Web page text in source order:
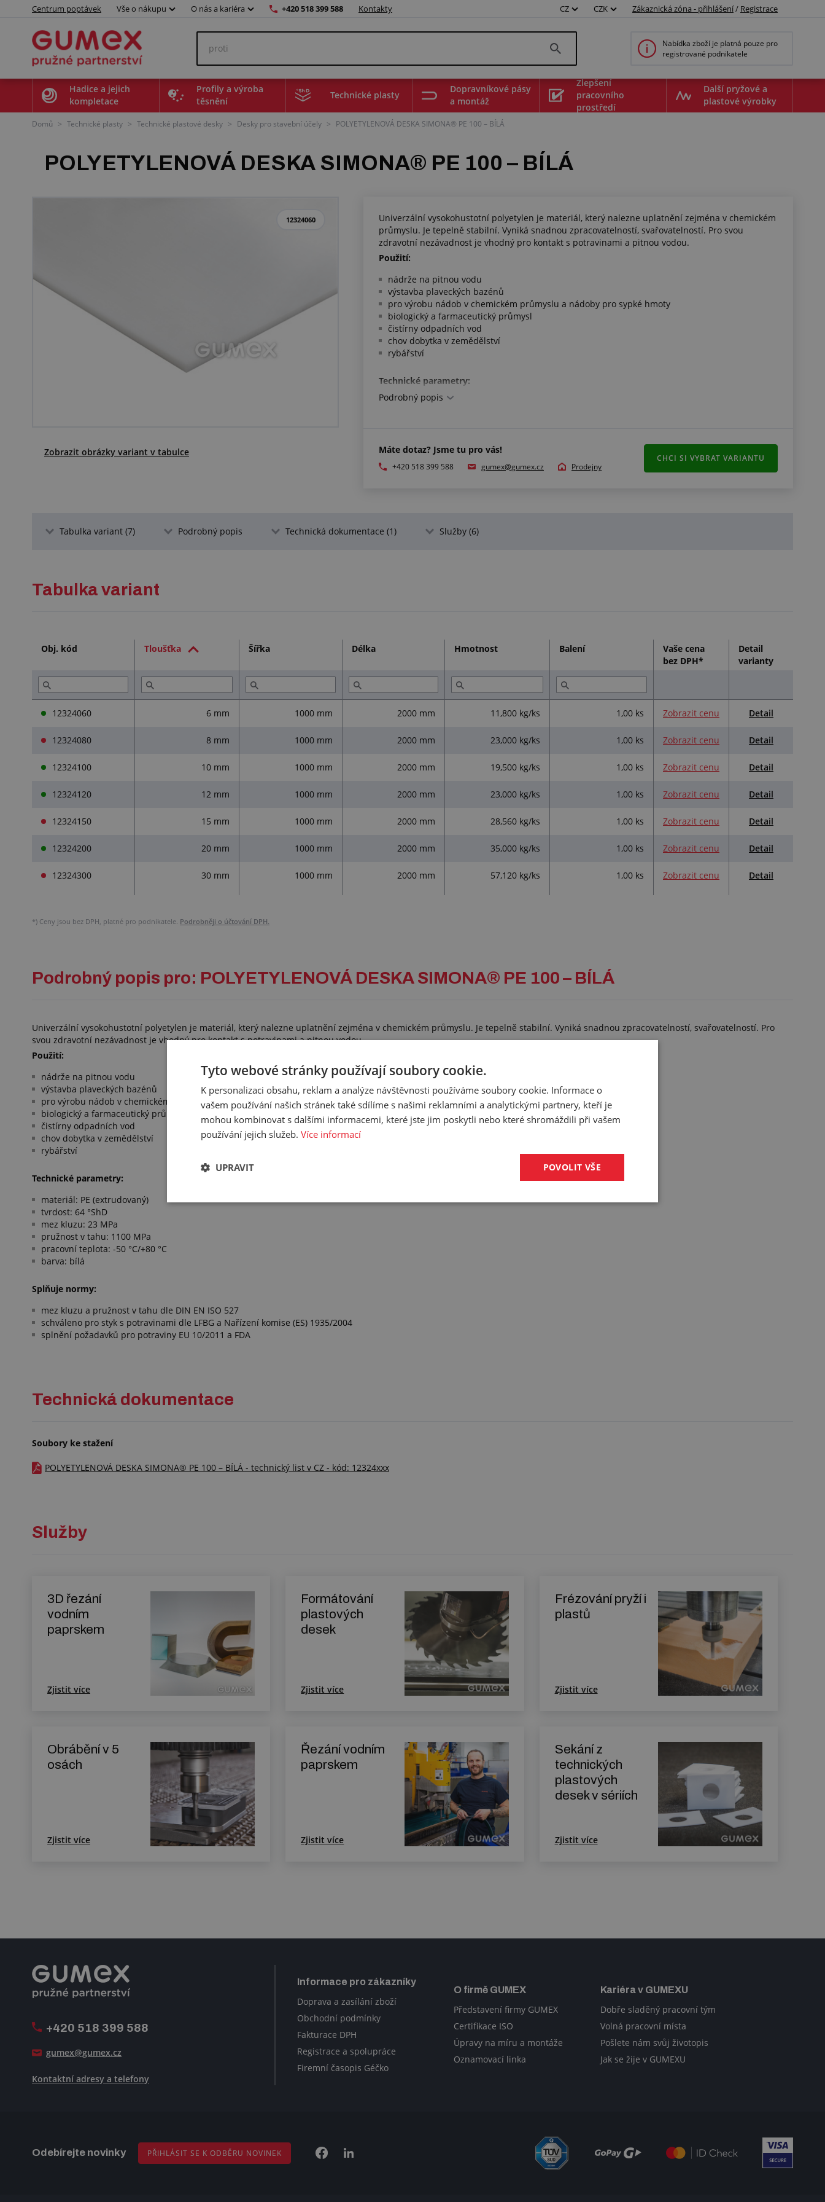
Centrum poptávek Vše o nákupu O nás a kariéra +420 518 399 588 Kontakty CZ CZK Zákaznická zóna - přihlášení/ Registrace
Nabídka zboží je platná pouze pro
registrované podnikatele
Hadice a jejich
kompletace
Profily a výroba
těsnění
Technické plasty
Dopravníkové pásy
a montáž
Zlepšení
pracovního
prostředí
Další pryžové a
plastové výrobky
Domů > Technické plasty > Technické plastové desky > Desky pro stavební účely > POLYETYLENOVÁ DESKA SIMONA® PE 100 – BÍLÁ
POLYETYLENOVÁ DESKA SIMONA® PE 100 – BÍLÁ
12324060
Zobrazit obrázky variant v tabulce
Univerzální vysokohustotní polyetylen je materiál, který nalezne uplatnění zejména v chemickém
průmyslu. Je tepelně stabilní. Vyniká snadnou zpracovatelností, svařovatelností. Pro svou
zdravotní nezávadnost je vhodný pro kontakt s potravinami a pitnou vodou.
Použití:
nádrže na pitnou vodu
výstavba plaveckých bazénů
pro výrobu nádob v chemickém průmyslu a nádoby pro sypké hmoty
biologický a farmaceutický průmysl
čistírny odpadních vod
chov dobytka v zemědělství
rybářství
Technické parametry:
materiál: PE (extrudovaný)
pracovní teplota: -50 °C/+80 °C
barva: bílá
schváleno pro styk s potravinami dle LFBG a Nařízení komise (ES) 1935/2004
splnění požadavků pro potraviny EU 10/2011 a FDA
Podrobný popis
Máte dotaz? Jsme tu pro vás!
+420 518 399 588 gumex@gumex.cz Prodejny
CHCI SI VYBRAT VARIANTU
Tabulka variant (7) Podrobný popis Technická dokumentace (1) Služby (6)
Tabulka variant
Obj. kód Tloušťka Šířka Délka Hmotnost Balení
Vaše cena
bez DPH*
Detail
varianty
12324060 6 mm 1000 mm 2000 mm 11,800 kg/ks 1,00 ks Zobrazit cenu Detail
12324080 8 mm 1000 mm 2000 mm 23,000 kg/ks 1,00 ks Zobrazit cenu Detail
12324100 10 mm 1000 mm 2000 mm 19,500 kg/ks 1,00 ks Zobrazit cenu Detail
12324120 12 mm 1000 mm 2000 mm 23,000 kg/ks 1,00 ks Zobrazit cenu Detail
12324150 15 mm 1000 mm 2000 mm 28,560 kg/ks 1,00 ks Zobrazit cenu Detail
12324200 20 mm 1000 mm 2000 mm 35,000 kg/ks 1,00 ks Zobrazit cenu Detail
12324300 30 mm 1000 mm 2000 mm 57,120 kg/ks 1,00 ks Zobrazit cenu Detail
*) Ceny jsou bez DPH, platné pro podnikatele. Podrobněji o účtování DPH.
Podrobný popis pro: POLYETYLENOVÁ DESKA SIMONA® PE 100 – BÍLÁ
Univerzální vysokohustotní polyetylen je materiál, který nalezne uplatnění zejména v chemickém průmyslu. Je tepelně stabilní. Vyniká snadnou zpracovatelností, svařovatelností. Pro
svou zdravotní nezávadnost je vhodný pro kontakt s potravinami a pitnou vodou.
Použití:
nádrže na pitnou vodu
výstavba plaveckých bazénů
pro výrobu nádob v chemickém průmyslu a nádoby pro sypké hmoty
biologický a farmaceutický průmysl
čistírny odpadních vod
chov dobytka v zemědělství
rybářství
Technické parametry:
materiál: PE (extrudovaný)
tvrdost: 64 °ShD
mez kluzu: 23 MPa
pružnost v tahu: 1100 MPa
pracovní teplota: -50 °C/+80 °C
barva: bílá
Splňuje normy:
mez kluzu a pružnost v tahu dle DIN EN ISO 527
schváleno pro styk s potravinami dle LFBG a Nařízení komise (ES) 1935/2004
splnění požadavků pro potraviny EU 10/2011 a FDA
Technická dokumentace
Soubory ke stažení
POLYETYLENOVÁ DESKA SIMONA® PE 100 – BÍLÁ - technický list v CZ - kód: 12324xxx
Služby
3D řezání
vodním
paprskem
Zjistit více
Formátování
plastových
desek
Zjistit více
Frézování pryží i
plastů
Zjistit více
Obrábění v 5
osách
Zjistit více
Řezání vodním
paprskem
Zjistit více
Sekání z
technických
plastových
desek v sériích
Zjistit více
+420 518 399 588
gumex@gumex.cz
Kontaktní adresy a telefony
Informace pro zákazníky
Doprava a zasílání zboží
Obchodní podmínky
Fakturace DPH
Registrace a spolupráce
Firemní časopis Géčko
O firmě GUMEX
Představení firmy GUMEX
Certifikace ISO
Úpravy na míru a montáže
Oznamovací linka
Kariéra v GUMEXU
Dobře sladěný pracovní tým
Volná pracovní místa
Pošlete nám svůj životopis
Jak se žije v GUMEXU
Odebírejte novinky PŘIHLÁSIT SE K ODBĚRU NOVINEK
Tyto webové stránky používají soubory cookie.
K personalizaci obsahu, reklam a analýze návštěvnosti používáme soubory cookie. Informace o
vašem používání našich stránek také sdílíme s našimi reklamními a analytickými partnery, kteří je
mohou kombinovat s dalšími informacemi, které jste jim poskytli nebo které shromáždili při vašem
používání jejich služeb. Více informací
POVOLIT VŠE
UPRAVIT